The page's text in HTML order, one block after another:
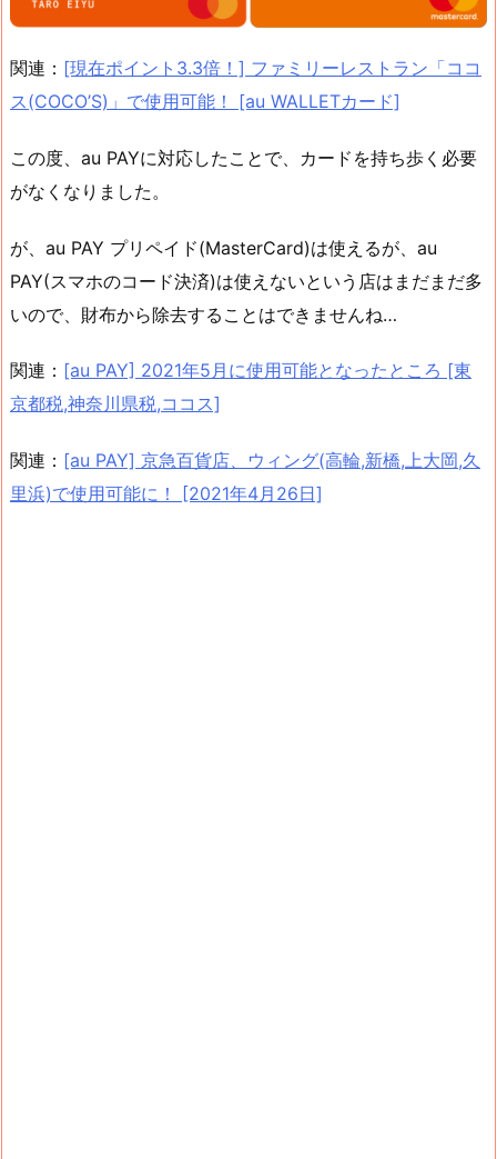
関連： [現在ポイント3.3倍！] ファミリーレストラン「ココ
ス(COCO’S)」で使用可能！ [au WALLETカード]
この度、au PAYに対応したことで、カードを持ち歩く必要
がなくなりました。
が、au PAY プリペイド(MasterCard)は使えるが、au
PAY(スマホのコード決済)は使えないという店はまだまだ多
いので、財布から除去することはできませんね…
関連： [au PAY] 2021年5月に使用可能となったところ [東
京都税,神奈川県税,ココス]
関連： [au PAY] 京急百貨店、ウィング(高輪,新橋,上大岡,久
里浜)で使用可能に！ [2021年4月26日]